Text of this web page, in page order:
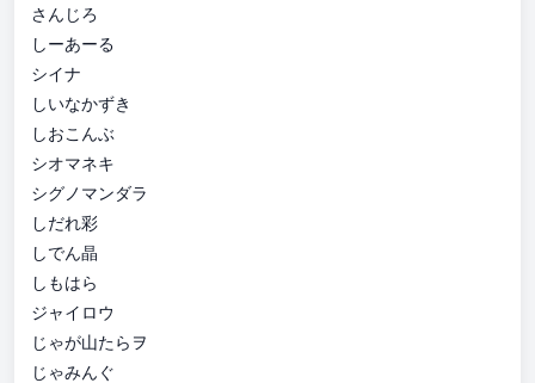
さんじろ
しーあーる
シイナ
しいなかずき
しおこんぶ
シオマネキ
シグノマンダラ
しだれ彩
しでん晶
しもはら
ジャイロウ
じゃが山たらヲ
じゃみんぐ